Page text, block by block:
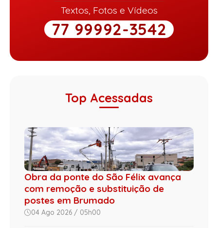
Textos, Fotos e Vídeos
77 99992-3542
Top Acessadas
Obra da ponte do São Félix avança
com remoção e substituição de
postes em Brumado
04 Ago 2026 / 05h00